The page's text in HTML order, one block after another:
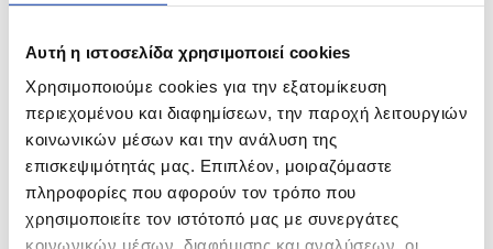
Αυτή η ιστοσελίδα χρησιμοποιεί cookies
Χρησιμοποιούμε cookies για την εξατομίκευση
περιεχομένου και διαφημίσεων, την παροχή λειτουργιών
κοινωνικών μέσων και την ανάλυση της
επισκεψιμότητάς μας. Επιπλέον, μοιραζόμαστε
πληροφορίες που αφορούν τον τρόπο που
χρησιμοποιείτε τον ιστότοπό μας με συνεργάτες
κοινωνικών μέσων, διαφήμισης και αναλύσεων, οι
Περιβαλλοντικών Επιπτώσεων (ΣΜΠΕ) στο πλαίσιο της διαδικασίας
έγκρισης Ειδικού Πολεοδομικού Σχεδίου (Ε.Π.Σ.) των Βιομηχανικών
Εγκαταστάσεων Ασπροπύργου (ΒΕΑ)
24.04.2025
Προσθέτουμε στη «φαρέτρα» της Τροχαίας Θεσσαλονίκης άλλες δύο
μοτοσυκλέτες, μεγάλου κυβισμού